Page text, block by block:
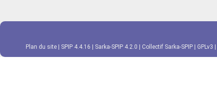
Plan du site SPIP 4.4.16 Sarka-SPIP 4.2.0 Collectif Sarka-SPIP GPLv3